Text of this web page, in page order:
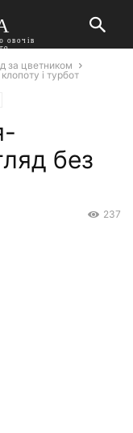
овочів
за цветником
і турбот
без
237